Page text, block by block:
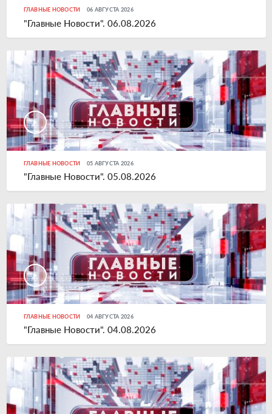
ГЛАВНЫЕ НОВОСТИ 06 АВГУСТА 2026
"Главные Новости". 06.08.2026
ГЛАВНЫЕ НОВОСТИ 05 АВГУСТА 2026
"Главные Новости". 05.08.2026
ГЛАВНЫЕ НОВОСТИ 04 АВГУСТА 2026
"Главные Новости". 04.08.2026